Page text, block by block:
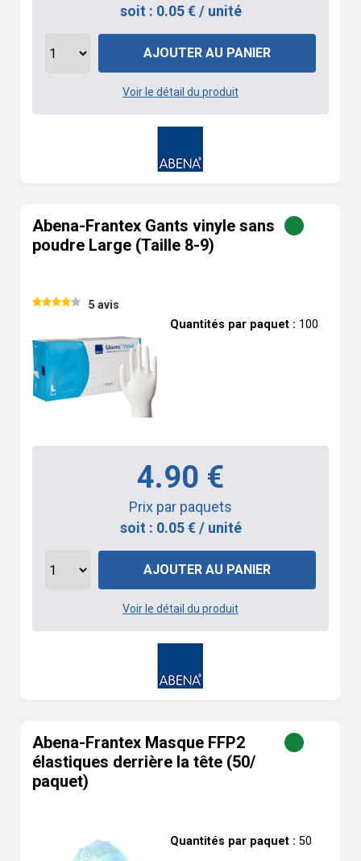
soit : 0.05 € / unité
AJOUTER AU PANIER
Voir le détail du produit
Abena-Frantex Gants vinyle sans
poudre Large (Taille 8-9)
5 avis
Quantités par paquet : 100
4.90 €
Prix par paquets
soit : 0.05 € / unité
AJOUTER AU PANIER
Voir le détail du produit
Abena-Frantex Masque FFP2
élastiques derrière la tête (50/
paquet)
Quantités par paquet : 50